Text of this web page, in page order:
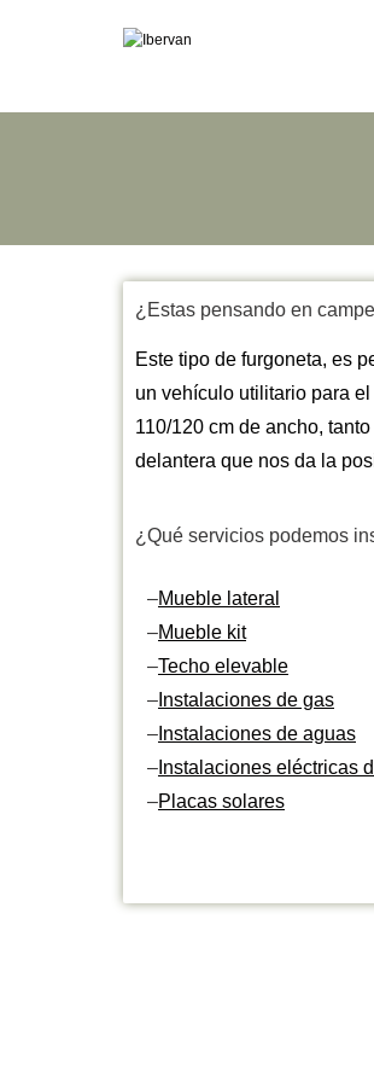
¿Estas pensando en
Este tipo de furgoneta, es
un vehículo utilitario para
110/120 cm de ancho,
delantera que nos da la
¿Qué servicios podemos
–Mueble lateral
–Mueble kit
–Techo elevable
– Instalaciones de gas
– Instalaciones de aguas
– Instalaciones eléctricas
–Placas solares